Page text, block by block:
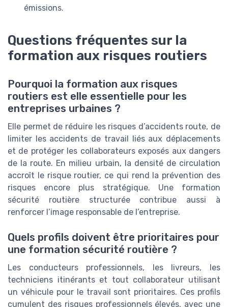
émissions.
Questions fréquentes sur la
formation aux risques routiers
Pourquoi la formation aux risques
routiers est elle essentielle pour les
entreprises urbaines ?
Elle permet de réduire les risques d’accidents route, de
limiter les accidents de travail liés aux déplacements
et de protéger les collaborateurs exposés aux dangers
de la route. En milieu urbain, la densité de circulation
accroît le risque routier, ce qui rend la prévention des
risques encore plus stratégique. Une formation
sécurité routière structurée contribue aussi à
renforcer l’image responsable de l’entreprise.
Quels profils doivent être prioritaires pour
une formation sécurité routière ?
Les conducteurs professionnels, les livreurs, les
techniciens itinérants et tout collaborateur utilisant
un véhicule pour le travail sont prioritaires. Ces profils
cumulent des risques professionnels élevés, avec une